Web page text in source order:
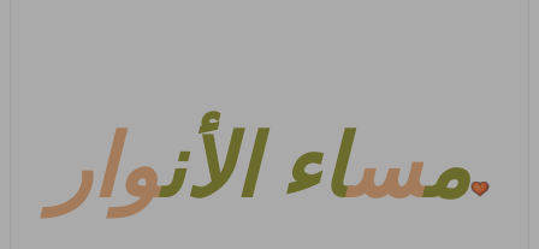
مساء الأنوار